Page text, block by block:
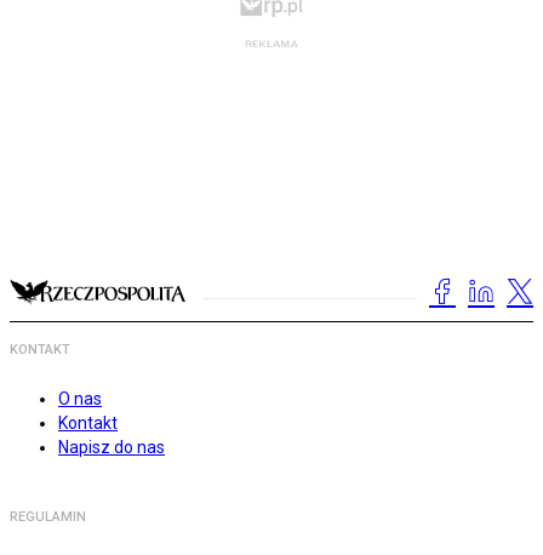
KONTAKT
O nas
Kontakt
Napisz do nas
REGULAMIN